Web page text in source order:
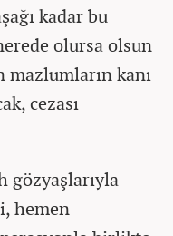
kadar bu
olursa olsun
kanı
cezası
gözyaşlarıyla
hemen